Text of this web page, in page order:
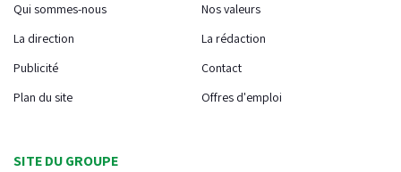
Qui sommes-nous
Nos valeurs
La direction
La rédaction
Publicité
Contact
Plan du site
Offres d'emploi
SITE DU GROUPE